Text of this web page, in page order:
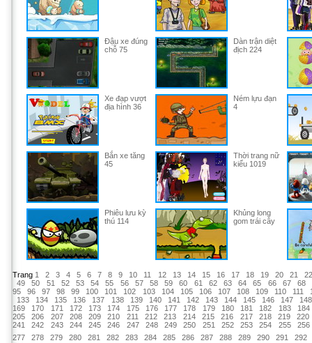
Đậu xe đúng
chỗ 75
Dàn trận diệt
địch 224
Xe đạp vượt
địa hình 36
Ném lựu đạn
4
Bắn xe tăng
45
Thời trang nữ
kiểu 1019
Phiêu lưu kỳ
thú 114
Khủng long
gom trái cây
Trang 1 2 3 4 5 6 7 8 9 10 11 12 13 14 15 16 17 18 19 20 21
22
49
50 51 52 53 54 55 56 57 58 59 60 61 62 63 64 65 66 67
68
95
96 97 98 99 100 101 102 103 104 105 106 107 108 109 110 111
133
134 135 136 137 138 139 140 141 142 143 144 145 146 147
148
169
170 171 172 173 174 175 176 177 178 179 180 181 182 183
184
205
206 207 208 209 210 211 212 213 214 215 216 217 218 219
220
241
242 243 244 245 246 247 248 249 250 251 252 253 254 255
256
277
278 279 280 281 282 283 284 285 286 287 288 289 290 291
292